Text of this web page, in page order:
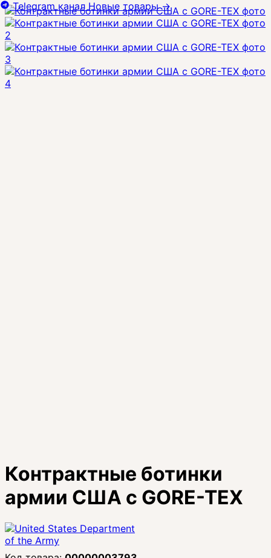
Контрактные ботинки
армии США с GORE-TEX
Telegram канал Новые товары→